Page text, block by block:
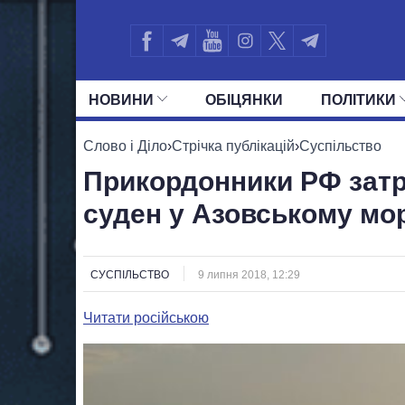
НОВИНИ ОБIЦЯНКИ ПОЛIТИКИ
УСІ ПОЛІТИКИ ПРЕЗИДЕНТ І ОФІС
Слово і Діло›Стрічка публікацій›Суспільство
Прикордонники РФ
суден у Азовському
СУСПІЛЬСТВО 9 липня 2018, 12:29
Читати російською